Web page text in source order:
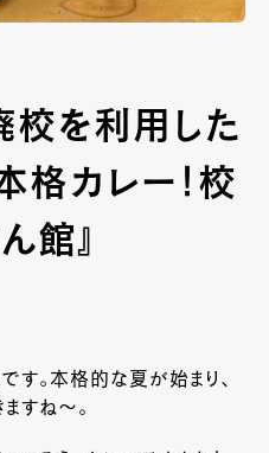
校を利用した
格カレー！校
館』
す。本格的な夏が始まり、
すね～。